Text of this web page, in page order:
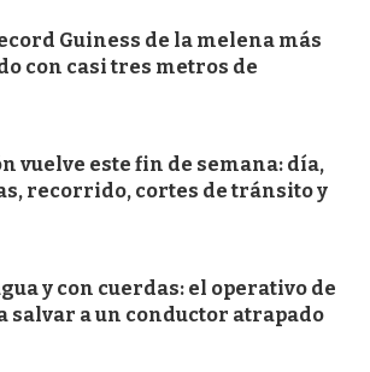
Guiness de la melena más
con casi tres metros de
vuelve este fin de semana: día,
recorrido, cortes de tránsito y
y con cuerdas: el operativo de
salvar a un conductor atrapado